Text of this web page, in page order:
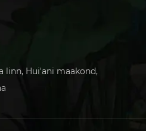
linn, Hui'ani maakond,